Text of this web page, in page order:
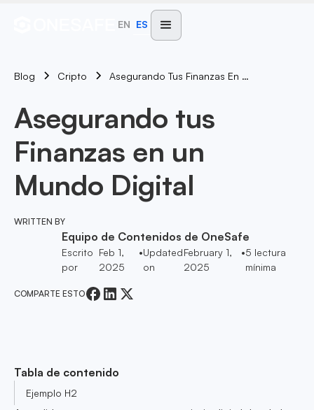
EN ES
Blog Cripto Asegurando Tus Finanzas En Un Mundo Digital
Asegurando tus
Finanzas en un
Mundo Digital
WRITTEN BY
Equipo de Contenidos de OneSafe
Escrito
por
Feb 1,
2025
•Updated
on
February 1,
2025
•5 lectura
mínima
COMPARTE ESTO
Tabla de contenido
Ejemplo H2